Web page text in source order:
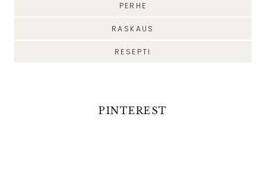
PERHE
RASKAUS
RESEPTI
PINTEREST